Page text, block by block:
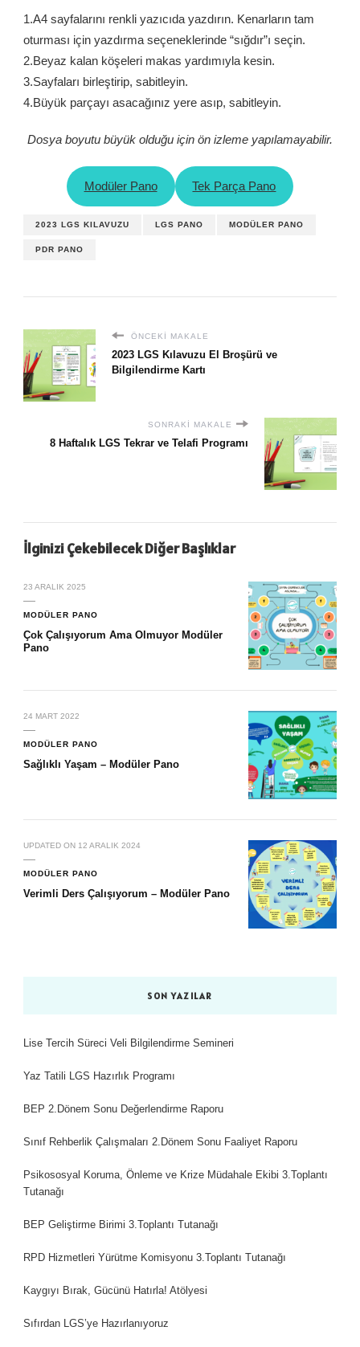
1.A4 sayfalarını renkli yazıcıda yazdırın. Kenarların tam
oturması için yazdırma seçeneklerinde “sığdır”ı seçin.
2.Beyaz kalan köşeleri makas yardımıyla kesin.
3.Sayfaları birleştirip, sabitleyin.
4.Büyük parçayı asacağınız yere asıp, sabitleyin.
Dosya boyutu büyük olduğu için ön izleme yapılamayabilir.
Modüler Pano Tek Parça Pano
2023 LGS KILAVUZU LGS PANO MODÜLER PANO
PDR PANO
ÖNCEKI MAKALE
2023 LGS Kılavuzu El Broşürü ve
Bilgilendirme Kartı
SONRAKI MAKALE
8 Haftalık LGS Tekrar ve Telafi Programı
İlginizi Çekebilecek Diğer Başlıklar
23 ARALIK 2025
MODÜLER PANO
Çok Çalışıyorum Ama Olmuyor Modüler
Pano
24 MART 2022
MODÜLER PANO
Sağlıklı Yaşam – Modüler Pano
UPDATED ON 12 ARALIK 2024
MODÜLER PANO
Verimli Ders Çalışıyorum – Modüler Pano
SON YAZILAR
Lise Tercih Süreci Veli Bilgilendirme Semineri
Yaz Tatili LGS Hazırlık Programı
BEP 2.Dönem Sonu Değerlendirme Raporu
Sınıf Rehberlik Çalışmaları 2.Dönem Sonu Faaliyet Raporu
Psikososyal Koruma, Önleme ve Krize Müdahale Ekibi 3.Toplantı
Tutanağı
BEP Geliştirme Birimi 3.Toplantı Tutanağı
RPD Hizmetleri Yürütme Komisyonu 3.Toplantı Tutanağı
Kaygıyı Bırak, Gücünü Hatırla! Atölyesi
Sıfırdan LGS’ye Hazırlanıyoruz